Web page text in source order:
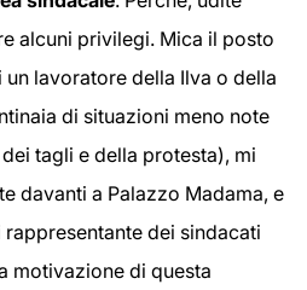
alcuni privilegi. Mica il posto
lavoratore della Ilva o della
di situazioni meno note
tagli e della protesta), mi
davanti a Palazzo Madama, e
dei sindacati
motivazione di questa